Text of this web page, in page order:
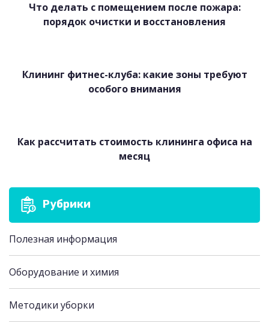
Что делать с помещением после пожара:
порядок очистки и восстановления
Клининг фитнес-клуба: какие зоны требуют
особого внимания
Как рассчитать стоимость клининга офиса на
месяц
Рубрики
Полезная информация
Оборудование и химия
Методики уборки